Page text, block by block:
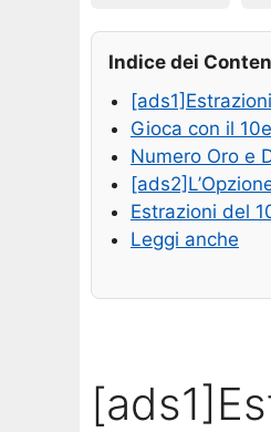
Indice dei
Gioca con il
Numero Oro e
Estrazioni del
Leggi anche